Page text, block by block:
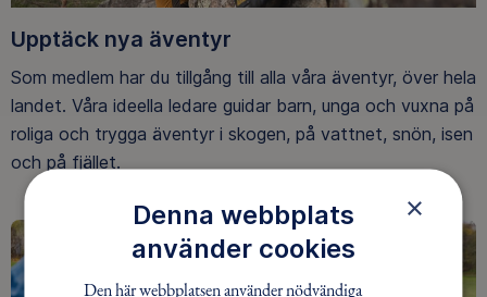
Upptäck nya äventyr
Som medlem har du tillgång till alla våra äventyr, över hela
landet. Våra ideella ledare guidar barn, unga och vuxna på
roliga och trygga äventyr i skogen, på vattnet, snön, isen
och på fjället.
×
Denna webbplats
använder cookies
Den här webbplatsen använder nödvändiga